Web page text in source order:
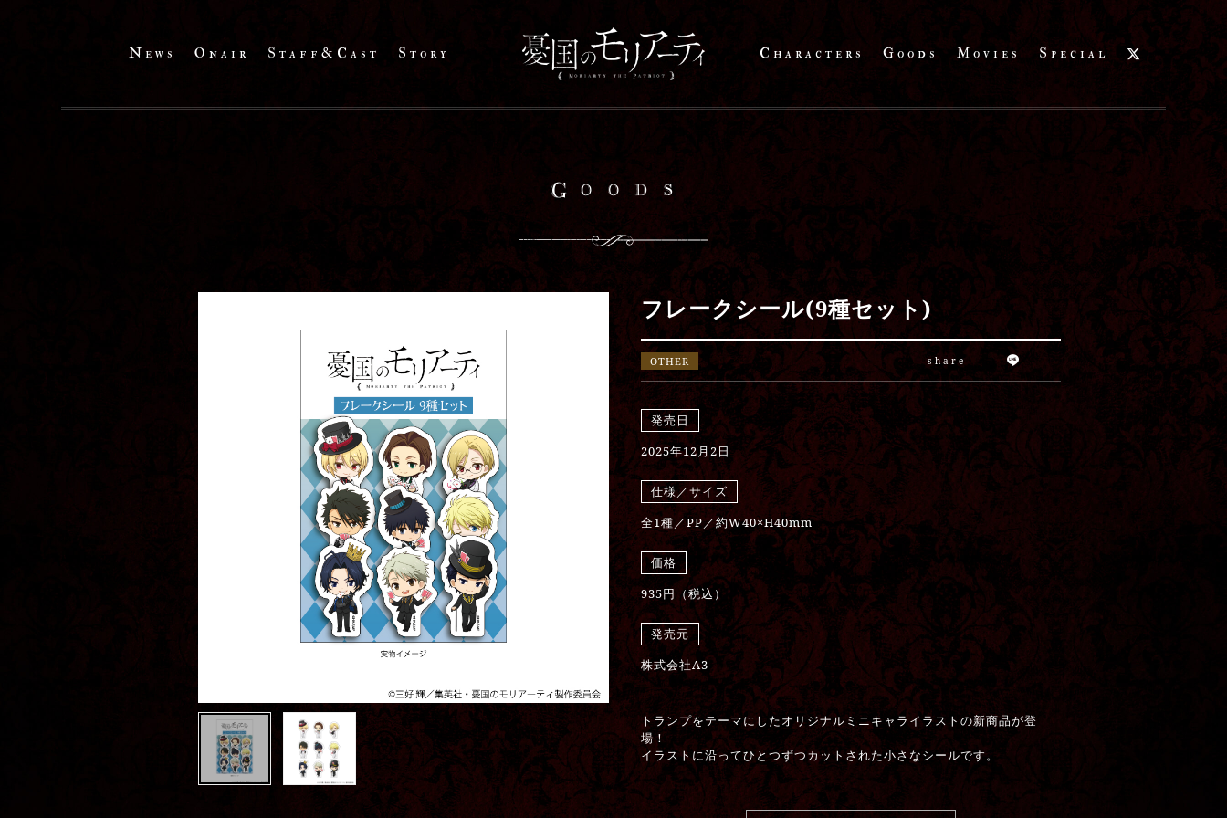
News Onair Staff&Cast Story Characters Goods Movies Special
Goods
フレークシール(9種セット)
OTHER share
発売日
2025年12月2日
仕様／サイズ
全1種／PP／約W40×H40mm
価格
935円（税込）
発売元
株式会社A3
トランプをテーマにしたオリジナルミニキャライラストの新商品が登
場！
イラストに沿ってひとつずつカットされた小さなシールです。